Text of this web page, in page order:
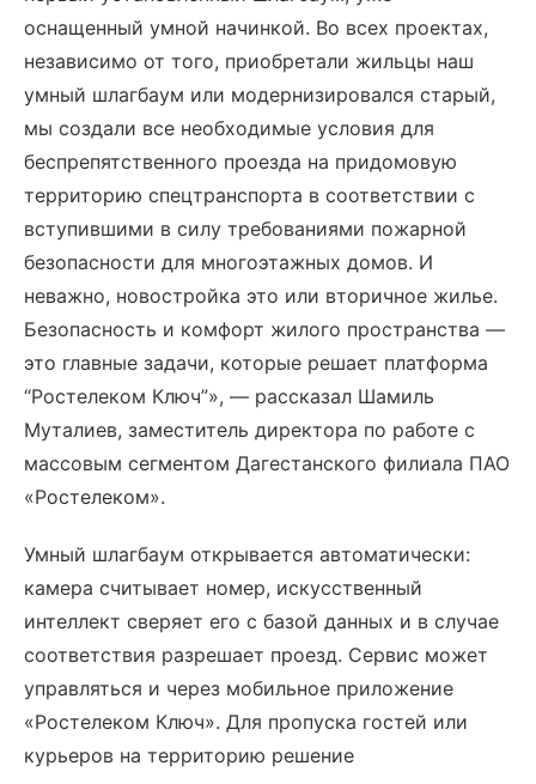
оснащенный умной начинкой. Во всех проектах,
независимо от того, приобретали жильцы наш
умный шлагбаум или модернизировался старый,
мы создали все необходимые условия для
беспрепятственного проезда на придомовую
территорию спецтранспорта в соответствии с
вступившими в силу требованиями пожарной
безопасности для многоэтажных домов. И
неважно, новостройка это или вторичное жилье.
Безопасность и комфорт жилого пространства —
это главные задачи, которые решает платформа
“Ростелеком Ключ”», — рассказал Шамиль
Муталиев, заместитель директора по работе с
массовым сегментом Дагестанского филиала ПАО
«Ростелеком».
Умный шлагбаум открывается автоматически:
камера считывает номер, искусственный
интеллект сверяет его c базой данных и в случае
соответствия разрешает проезд. Сервис может
управляться и через мобильное приложение
«Ростелеком Ключ». Для пропуска гостей или
курьеров на территорию решение